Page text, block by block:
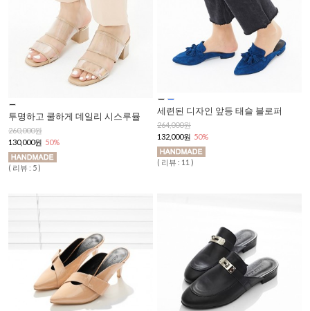
투명하고 쿨하게 데일리 시스루뮬
260,000원
130,000원 50%
( 리뷰 : 5 )
세련된 디자인 앞등 태슬 블로퍼
264,000원
132,000원 50%
( 리뷰 : 11 )